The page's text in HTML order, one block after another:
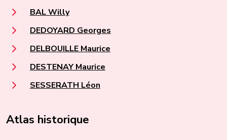
BAL Willy
DEDOYARD Georges
DELBOUILLE Maurice
DESTENAY Maurice
SESSERATH Léon
Atlas historique